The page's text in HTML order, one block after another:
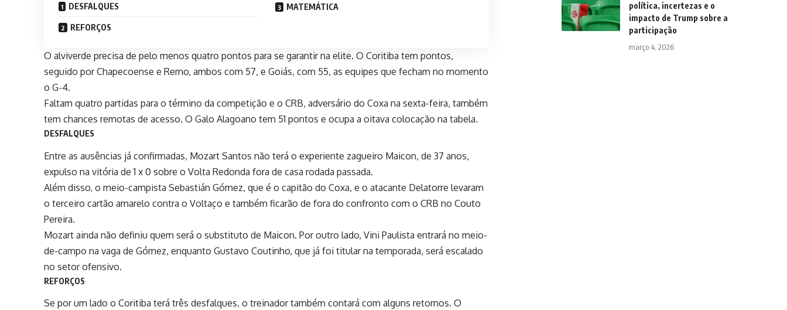
DESFALQUES
REFORÇOS
MATEMÁTICA
O alviverde precisa de pelo menos quatro pontos para se garantir na elite. O Coritiba tem pontos,
seguido por Chapecoense e Remo, ambos com 57, e Goiás, com 55, as equipes que fecham no momento
o G-4.
Faltam quatro partidas para o término da competição e o CRB, adversário do Coxa na sexta-feira, também
tem chances remotas de acesso. O Galo Alagoano tem 51 pontos e ocupa a oitava colocação na tabela.
DESFALQUES
Entre as ausências já confirmadas, Mozart Santos não terá o experiente zagueiro Maicon, de 37 anos,
expulso na vitória de 1 x 0 sobre o Volta Redonda fora de casa rodada passada.
Além disso, o meio-campistaSebastián Gómez, que é o capitão do Coxa, e o atacante Delatorre levaram
o terceiro cartão amarelo contra o Voltaço e também ficarão de fora do confronto com o CRB no Couto
Pereira.
Mozart ainda não definiu quem será o substituto de Maicon. Por outro lado, Vini Paulista entrará no meio-
de-campo na vaga de Gómez, enquanto Gustavo Coutinho, que já foi titular na temporada, será escalado
no setor ofensivo.
REFORÇOS
Se por um lado o Coritiba terá três desfalques, o treinador também contará com alguns retornos. O
política, incertezas e o
impacto de Trump sobre a
participação
março 4, 2026